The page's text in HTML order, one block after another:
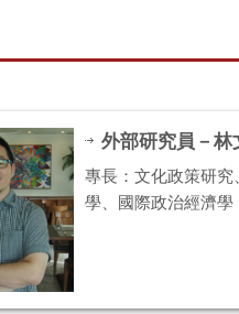
外部研究員－林
專長：文化政策研
學、國際政治經濟學